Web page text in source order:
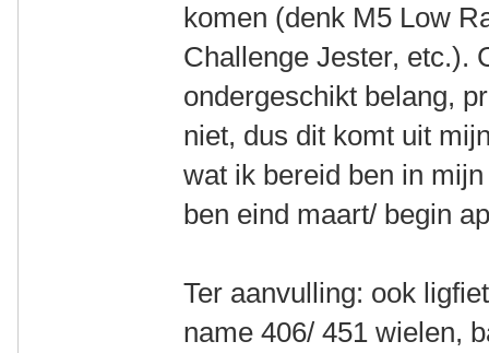
komen (denk M5 Low
Challenge Jester, etc.).
ondergeschikt belang,
niet, dus dit komt uit
wat ik bereid ben in
ben eind maart/ begin
Ter aanvulling: ook
name 406/ 451 wielen,